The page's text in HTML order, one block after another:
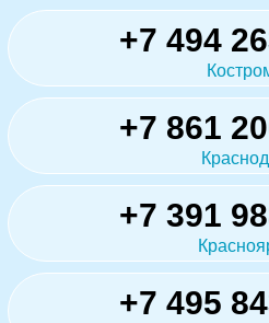
+7 494
+7 861
+7 391
+7 495